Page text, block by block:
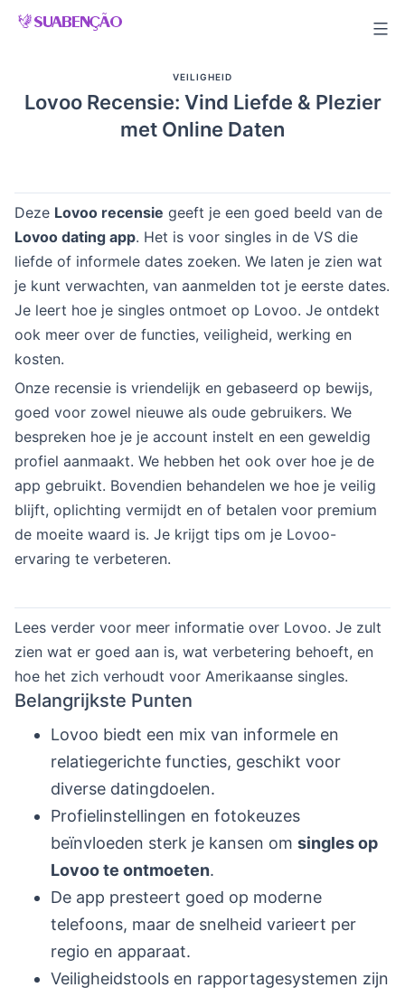
Skip
VEILIGHEID
Lovoo Recensie: Vind Liefde & Plezier
met Online Daten
Deze Lovoo recensie geeft je een goed beeld van de
Lovoo dating app. Het is voor singles in de VS die
liefde of informele dates zoeken. We laten je zien wat
je kunt verwachten, van aanmelden tot je eerste dates.
Je leert hoe je singles ontmoet op Lovoo. Je ontdekt
ook meer over de functies, veiligheid, werking en
kosten.
Onze recensie is vriendelijk en gebaseerd op bewijs,
goed voor zowel nieuwe als oude gebruikers. We
bespreken hoe je je account instelt en een geweldig
profiel aanmaakt. We hebben het ook over hoe je de
app gebruikt. Bovendien behandelen we hoe je veilig
blijft, oplichting vermijdt en of betalen voor premium
de moeite waard is. Je krijgt tips om je Lovoo-
ervaring te verbeteren.
Lees verder voor meer informatie over Lovoo. Je zult
zien wat er goed aan is, wat verbetering behoeft, en
hoe het zich verhoudt voor Amerikaanse singles.
Belangrijkste Punten
Lovoo biedt een mix van informele en
relatiegerichte functies, geschikt voor
diverse datingdoelen.
Profielinstellingen en fotokeuzes
beïnvloeden sterk je kansen om singles op
Lovoo te ontmoeten.
De app presteert goed op moderne
telefoons, maar de snelheid varieert per
regio en apparaat.
Veiligheidstools en rapportagesystemen zijn